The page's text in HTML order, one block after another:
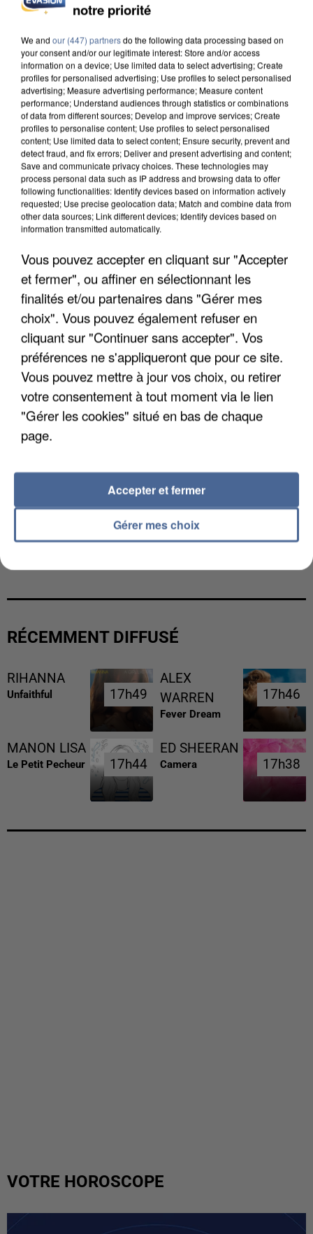
UN SECOND CADRE DE LA DZ MAFIA
UNE TOURISTE DE L’OISE EMPORTÉE PAR UNE
COULÉE DE BOUE EN HAUTE-SAVOIE
LES DONNÉES DE 300 000 CLIENTS DÉROBÉES À
RÉCEMMENT DIFFUSÉ
RIHANNA
Unfaithful 17h49
17h49
ALEX
WARREN
Fever Dream
17h46
17h46
MANON LISA
Le Petit Pecheur 17h44
17h44
ED SHEERAN
Camera 17h38
17h38
VOTRE HOROSCOPE
notre priorité
We and our (447) partnersdo the following data processing based on
your consent and/or our legitimate interest: Store and/or access
information on a device; Use limited data to select advertising; Create
profiles for personalised advertising; Use profiles to select personalised
advertising; Measure advertising performance; Measure content
performance; Understand audiences through statistics or combinations
of data from different sources; Develop and improve services; Create
profiles to personalise content; Use profiles to select personalised
content; Use limited data to select content; Ensure security, prevent and
detect fraud, and fix errors; Deliver and present advertising and content;
Save and communicate privacy choices. These technologies may
process personal data such as IP address and browsing data to offer
following functionalities: Identify devices based on information actively
requested; Use precise geolocation data; Match and combine data from
other data sources; Link different devices; Identify devices based on
information transmitted automatically.
Vous pouvez accepter en cliquant sur "Accepter
et fermer", ou affiner en sélectionnant les
finalités et/ou partenaires dans "Gérer mes
choix". Vous pouvez également refuser en
cliquant sur "Continuer sans accepter". Vos
préférences ne s'appliqueront que pour ce site.
Vous pouvez mettre à jour vos choix, ou retirer
votre consentement à tout moment via le lien
"Gérer les cookies" situé en bas de chaque
page.
Gérer mes choix
Accepter et fermer